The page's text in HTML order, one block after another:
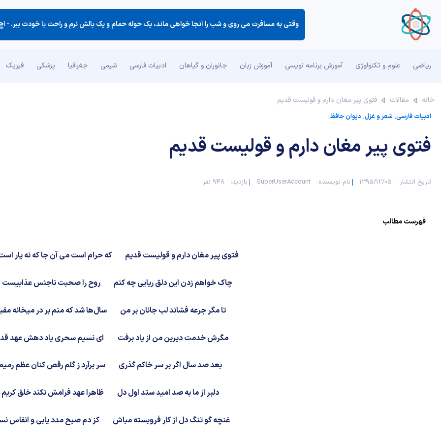
وقتی به مسافرت می روی و شب را آنجا خواهی ماند، یك حوله حمام و یك بالش نرم و راحت با خودت ببر. -اچ
ریاضی علوم و تکنولوژی آموزش برنامه نویسی آموزش زبان جانوران و گیاهان ادبیات فارسی شیمی جغرافیا پزشکی فیزیک
خانه مقالات فتوی پیر مغان دارم و قولیست قدیم
ادبیات فارسی,شعر و غزل, دیوان حافظ
فتوی پیر مغان دارم و قولیست قدیم
تاریخ انتشار: 1395/12/05 نام نویسنده: SuperUserAccount بازدید: 948 نفر
فهرست مطالب
فتوی پیر مغان دارم و قولیست قدیم که حرام است می آن جا که نه یار
چاک خواهم زدن این دلق ریایی چه کنم روح را صحبت ناجنس عذابیست
تا مگر جرعه فشاند لب جانان بر من سال‌ها شد که منم بر در میخانه
مگرش خدمت دیرین من از یاد برفت ای نسیم سحری یاد دهش عهد
بعد صد سال اگر بر سر خاکم گذری سر برآرد ز گلم رقص کنان عظم
دلبر از ما به صد امید ستد اول دل ظاهرا عهد فرامش نکند خلق کریم
غنچه گو تنگ دل از کار فروبسته مباش کز دم صبح مدد یابی و انفاس